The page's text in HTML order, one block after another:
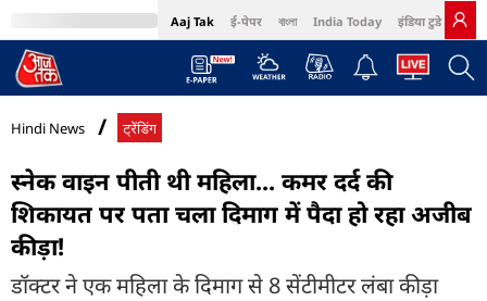
Aaj Tak ई-पेपर বাংলা India Today इंडिया टुडे हिंदी
MumbaiTak Cosmopolitan Harper's Bazaar Northeast
Hindi News ट्रेंडिंग
स्नेक वाइन पीती थी महिला... कमर दर्द की
शिकायत पर पता चला दिमाग में पैदा हो रहा अजीब
कीड़ा!
डॉक्टर ने एक महिला के दिमाग से 8 सेंटीमीटर लंबा कीड़ा